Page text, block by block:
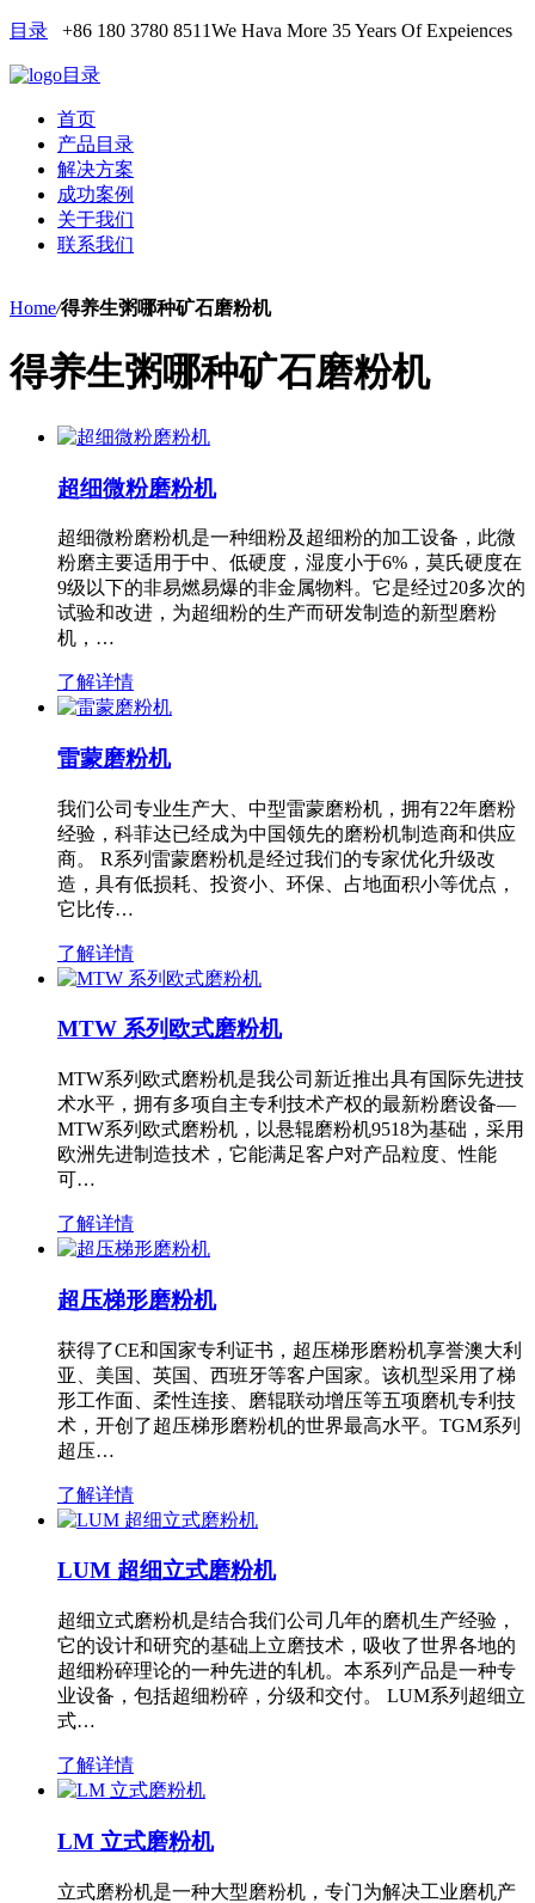
目录 +86 180 3780 8511We Hava More 35 Years Of Expeiences
目录
首页
产品目录
解决方案
成功案例
关于我们
联系我们
Home/得养生粥哪种矿石磨粉机
得养生粥哪种矿石磨粉机
超细微粉磨粉机
超细微粉磨粉机是一种细粉及超细粉的加工设备，此微
粉磨主要适用于中、低硬度，湿度小于6%，莫氏硬度在
9级以下的非易燃易爆的非金属物料。它是经过20多次的
试验和改进，为超细粉的生产而研发制造的新型磨粉
机，…
了解详情
雷蒙磨粉机
我们公司专业生产大、中型雷蒙磨粉机，拥有22年磨粉
经验，科菲达已经成为中国领先的磨粉机制造商和供应
商。 R系列雷蒙磨粉机是经过我们的专家优化升级改
造，具有低损耗、投资小、环保、占地面积小等优点，
它比传…
了解详情
MTW 系列欧式磨粉机
MTW系列欧式磨粉机是我公司新近推出具有国际先进技
术水平，拥有多项自主专利技术产权的最新粉磨设备—
MTW系列欧式磨粉机，以悬辊磨粉机9518为基础，采用
欧洲先进制造技术，它能满足客户对产品粒度、性能
可…
了解详情
超压梯形磨粉机
获得了CE和国家专利证书，超压梯形磨粉机享誉澳大利
亚、美国、英国、西班牙等客户国家。该机型采用了梯
形工作面、柔性连接、磨辊联动增压等五项磨机专利技
术，开创了超压梯形磨粉机的世界最高水平。TGM系列
超压…
了解详情
LUM 超细立式磨粉机
超细立式磨粉机是结合我们公司几年的磨机生产经验，
它的设计和研究的基础上立磨技术，吸收了世界各地的
超细粉碎理论的一种先进的轧机。本系列产品是一种专
业设备，包括超细粉碎，分级和交付。 LUM系列超细立
式…
了解详情
LM 立式磨粉机
立式磨粉机是一种大型磨粉机，专门为解决工业磨机产